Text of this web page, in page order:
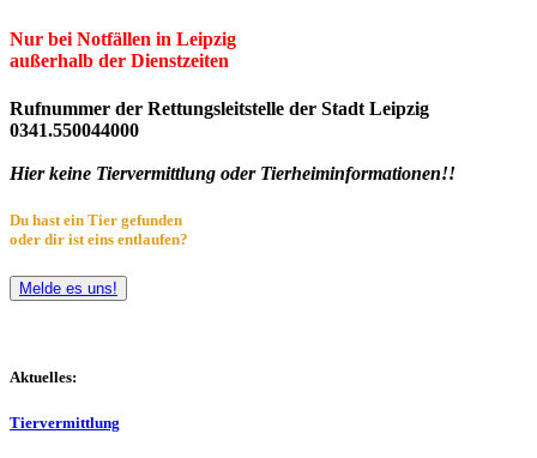
Nur bei Notfällen in Leipzig
außerhalb der Dienstzeiten
Rufnummer der Rettungsleitstelle der Stadt Leipzig
0341.550044000
Hier keine Tiervermittlung oder Tierheiminformationen!!
Du hast ein Tier gefunden
oder dir ist eins entlaufen?
Melde es uns!
Aktuelles:
Tiervermittlung